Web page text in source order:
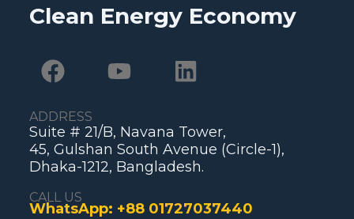
Clean Energy Economy
ADDRESS
Suite # 21/B, Navana Tower,
45, Gulshan South Avenue (Circle-1),
Dhaka-1212, Bangladesh.
CALL US
WhatsApp: +88 01727037440